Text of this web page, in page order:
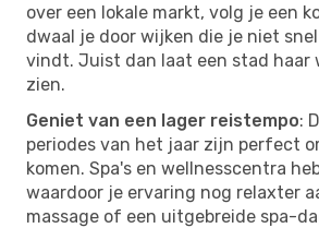
over een lokale markt, volg je een
dwaal je door wijken die je niet
vindt. Juist dan laat een stad haar
zien.
Geniet van een lager reistempo:
periodes van het jaar zijn perfect
komen. Spa's en wellnesscentra
waardoor je ervaring nog relaxter
massage of een uitgebreide spa-